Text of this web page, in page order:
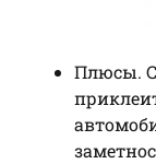
Плюсы.